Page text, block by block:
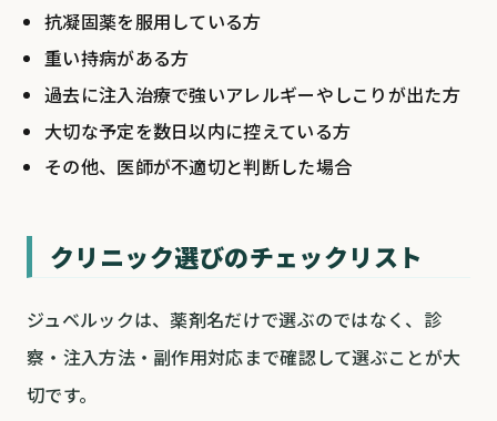
抗凝固薬を服用している方
重い持病がある方
過去に注入治療で強いアレルギーやしこりが出た方
大切な予定を数日以内に控えている方
その他、医師が不適切と判断した場合
クリニック選びのチェックリスト
ジュベルックは、薬剤名だけで選ぶのではなく、診
察・注入方法・副作用対応まで確認して選ぶことが大
切です。